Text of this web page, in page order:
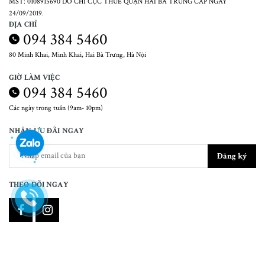
24/09/2019.
ĐỊA CHỈ
094 384 5460
80 Minh Khai, Minh Khai, Hai Bà Trưng, Hà Nội
GIỜ LÀM VIỆC
094 384 5460
Các ngày trong tuần (9am- 10pm)
NHẬN ƯU ĐÃI NGAY
Đăng ký
THEO DÕI NGAY